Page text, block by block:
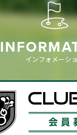
インフォメーシ